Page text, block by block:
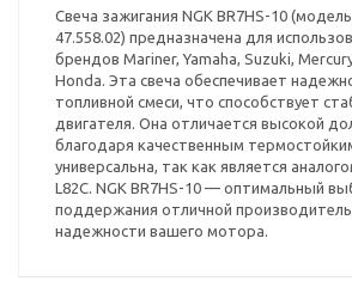
Свеча зажигания NGK BR7HS-10
47.558.02) предназначена для
брендов Mariner, Yamaha, Suzuki,
Honda. Эта свеча обеспечивает
топливной смеси, что способствует
двигателя. Она отличается высокой
благодаря качественным
универсальна, так как является
L82C. NGK BR7HS-10 — оптимальный
поддержания отличной
надежности вашего мотора.